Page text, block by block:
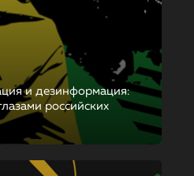
и дезинформация:
российских